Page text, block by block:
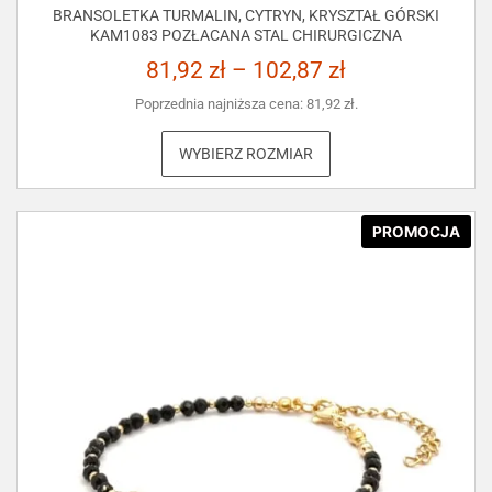
BRANSOLETKA TURMALIN, CYTRYN, KRYSZTAŁ GÓRSKI
KAM1083 POZŁACANA STAL CHIRURGICZNA
81,92 zł – 102,87 zł
Poprzednia najniższa cena: 81,92 zł.
WYBIERZ ROZMIAR
PROMOCJA